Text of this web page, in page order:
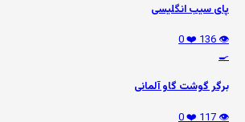
پای سیب انگلیسی
👁️ 136
❤️ 0
🍳
برگر گوشت گاو آلمانی
👁️ 117
❤️ 0